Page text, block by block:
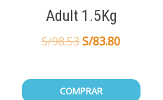
Adult 1.5Kg
S/98.53S/83.80
COMPRAR